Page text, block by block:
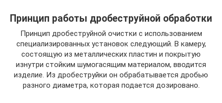
Принцип работы дробеструйной обработки
Принцип дробеструйной очистки с использованием
специализированных установок следующий. В камеру,
состоящую из металлических пластин и покрытую
изнутри стойким шумогасящим материалом, вводится
изделие. Из дробеструйки он обрабатывается дробью
разного диаметра, которая подается дозировано.